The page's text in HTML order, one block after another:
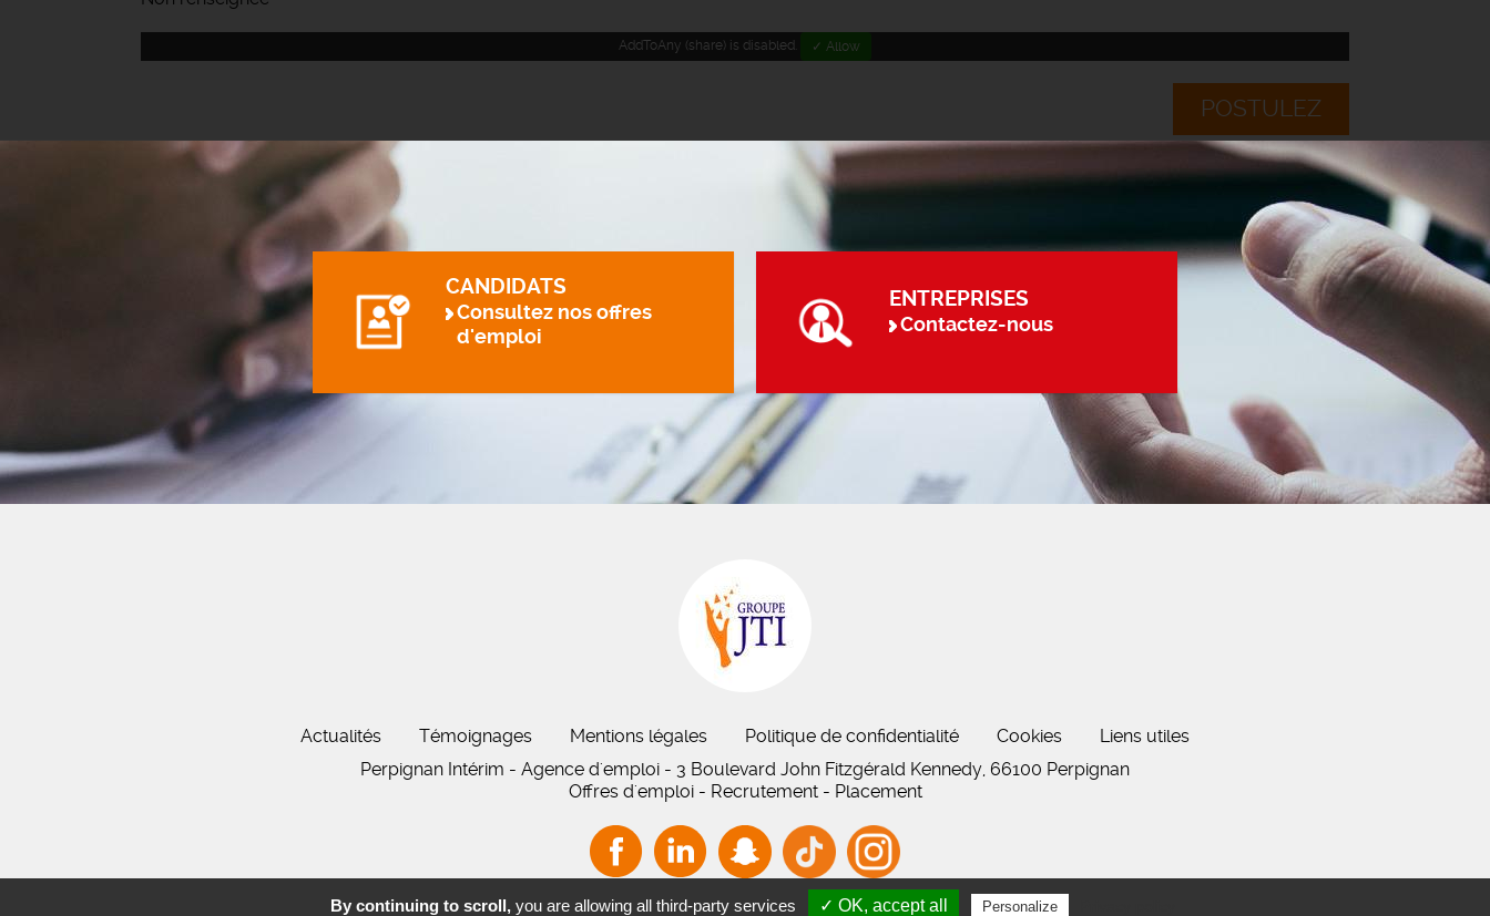
AddToAny (share) is disabled. ✓ Allow
POSTULEZ
CANDIDATS
Consultez nos offres
d'emploi
ENTREPRISES
Contactez-nous
Actualités Témoignages Mentions légales Politique de confidentialité Cookies
Liens utiles
Perpignan Intérim - Agence d'emploi - 3 Boulevard John Fitzgérald Kennedy, 66100 Perpignan
Offres d'emploi - Recrutement - Placement
By continuing to scroll, you are allowing all third-party services ✓ OK, accept all Personalize